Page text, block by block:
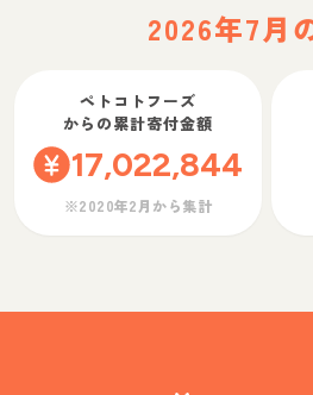
2026年7月
ペトコトフーズ
からの累計寄付金額
17,022,844
※2020年2月から集計